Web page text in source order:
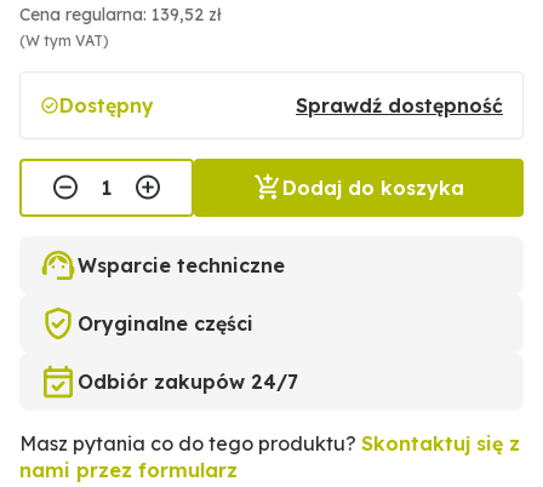
Cena regularna: 139,52 zł
(W tym VAT)
Dostępny Sprawdź dostępność
Dodaj do koszyka
Wsparcie techniczne
Oryginalne części
Odbiór zakupów 24/7
Masz pytania co do tego produktu? Skontaktuj się z
nami przez formularz